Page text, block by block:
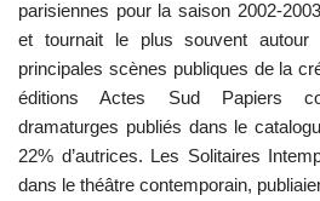
parisiennes pour la saison 2002-
et tournait le plus souvent
principales scènes publiques de la
éditions Actes Sud Papiers
dramaturges publiés dans le
22% d’autrices. Les Solitaires
dans le théâtre contemporain,